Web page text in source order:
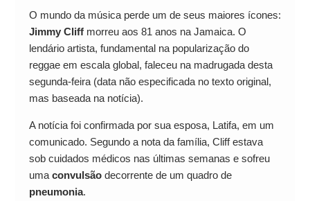
O mundo da música perde um de seus maiores ícones:
Jimmy Cliffmorreu aos 81 anos na Jamaica. O
lendário artista, fundamental na popularização do
reggae em escala global, faleceu na madrugada desta
segunda-feira (data não especificada no texto original,
mas baseada na notícia).
A notícia foi confirmada por sua esposa, Latifa, em um
comunicado. Segundo a nota da família, Cliff estava
sob cuidados médicos nas últimas semanas e sofreu
umaconvulsãodecorrente de um quadro de
pneumonia.